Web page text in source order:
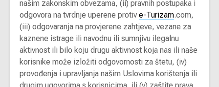
našim zakonskim obvezama, (ii) pravnih postupaka i
odgovora na tvrdnje uperene protive-Turizam.com,
(iii) odgovaranja na provjerene zahtjeve, vezane za
kaznene istrage ili navodnu ili sumnjivu ilegalnu
aktivnost ili bilo koju drugu aktivnost koja nas ili naše
korisnike može izložiti odgovornosti za štetu, (iv)
provođenja i upravljanja našim Uslovima korištenja ili